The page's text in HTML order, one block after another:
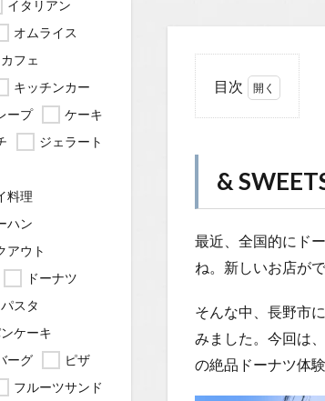
目次
1.0.1
お店の
長野市
高田！
ゃれな
外観が
目印
&
最近、全国的にド
ね。新しいお店が
そんな中、長野市
みました。今回は
の絶品ドーナツ体
イタリアン
オムライス
カフェ
キッチンカー
ープ
ケーキ
ジェラート
料理
ハン
アウト
ドーナツ
パスタ
ケーキ
ーグ
ピザ
フルーツサンド